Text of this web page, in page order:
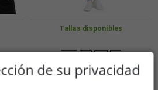
Tallas disponibles
de su privacidad